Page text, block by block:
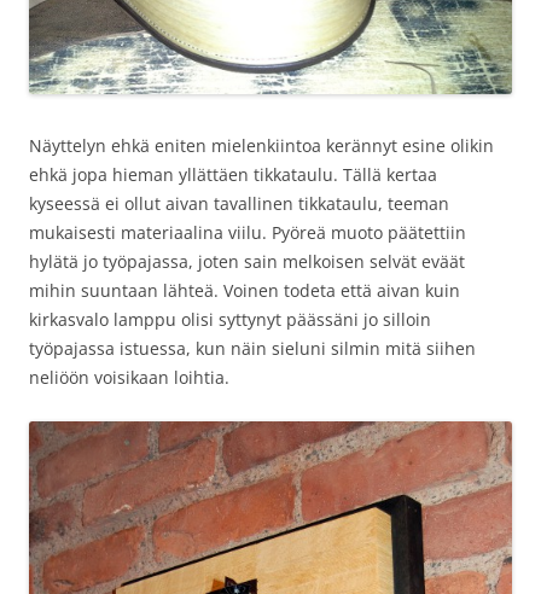
Näyttelyn ehkä eniten mielenkiintoa kerännyt esine olikin
ehkä jopa hieman yllättäen tikkataulu. Tällä kertaa
kyseessä ei ollut aivan tavallinen tikkataulu, teeman
mukaisesti materiaalina viilu. Pyöreä muoto päätettiin
hylätä jo työpajassa, joten sain melkoisen selvät eväät
mihin suuntaan lähteä. Voinen todeta että aivan kuin
kirkasvalo lamppu olisi syttynyt päässäni jo silloin
työpajassa istuessa, kun näin sieluni silmin mitä siihen
neliöön voisikaan loihtia.